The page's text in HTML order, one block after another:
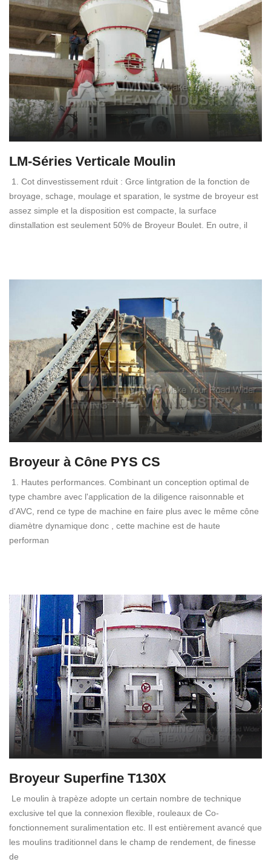
LM-Séries Verticale Moulin
1. Cot dinvestissement rduit : Grce lintgration de la fonction de
broyage, schage, moulage et sparation, le systme de broyeur est
assez simple et la disposition est compacte, la surface
dinstallation est seulement 50% de Broyeur Boulet. En outre, il
Broyeur à Cône PYS CS
1. Hautes performances. Combinant un conception optimal de
type chambre avec l'application de la diligence raisonnable et
d'AVC, rend ce type de machine en faire plus avec le même cône
diamètre dynamique donc , cette machine est de haute
performan
Broyeur Superfine T130X
Le moulin à trapèze adopte un certain nombre de technique
exclusive tel que la connexion flexible, rouleaux de Co-
fonctionnement suralimentation etc. Il est entièrement avancé que
les moulins traditionnel dans le champ de rendement, de finesse
de